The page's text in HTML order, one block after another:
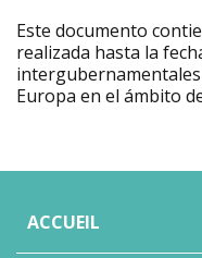
Este documento
realizada hasta la
Europa en el ámbito
ACCUEIL